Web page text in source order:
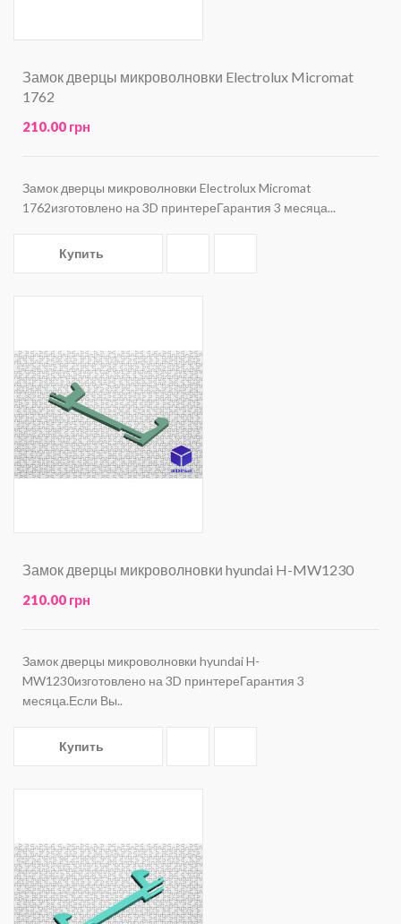
Замок дверцы микроволновки Electrolux Micromat
1762
210.00 грн
Замок дверцы микроволновки Electrolux Micromat
1762изготовлено на 3D принтереГарантия 3 месяца...
Купить
Замок дверцы микроволновки hyundai H-MW1230
210.00 грн
Замок дверцы микроволновки hyundai H-
MW1230изготовлено на 3D принтереГарантия 3
месяца.Если Вы..
Купить